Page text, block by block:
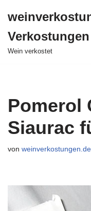
Inhalt
springen
Wein verkostet
Pomerol
Siaurac
von weinverkostungen.de